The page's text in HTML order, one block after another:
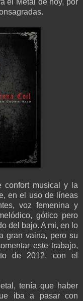
el Metal de hoy, por
confort musical y la
en el uso de líneas
voz femenina y
gótico pero
del bajo. A mi, en lo
gran vaina, pero su
este trabajo,
de 2012, con el
tenía que haber
iba a pasar con